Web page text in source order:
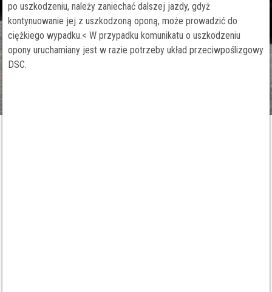
po uszkodzeniu, należy zaniechać dalszej jazdy, gdyż
kontynuowanie jej z uszkodzoną oponą, może prowadzić do
ciężkiego wypadku.< W przypadku komunikatu o uszkodzeniu
opony uruchamiany jest w razie potrzeby układ przeciwpoślizgowy
DSC.